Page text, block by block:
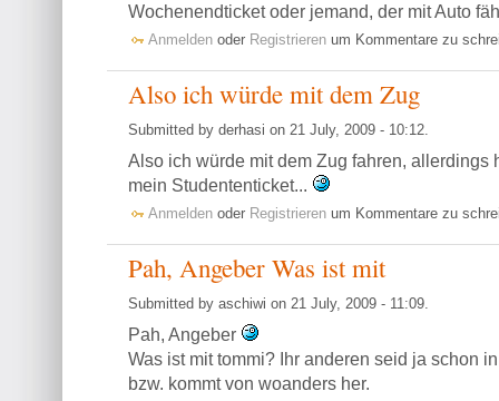
Wochenendticket oder jemand, der mit Auto
Anmelden oder Registrieren um Kommentare zu
Also ich würde mit dem Zug
Submitted by derhasi on 21 July, 2009 - 10:12.
Also ich würde mit dem Zug fahren, allerdings
mein Studententicket...
Anmelden oder Registrieren um Kommentare zu
Pah, Angeber Was ist mit
Submitted by aschiwi on 21 July, 2009 - 11:09.
Pah, Angeber
Was ist mit tommi? Ihr anderen seid ja schon
bzw. kommt von woanders her.